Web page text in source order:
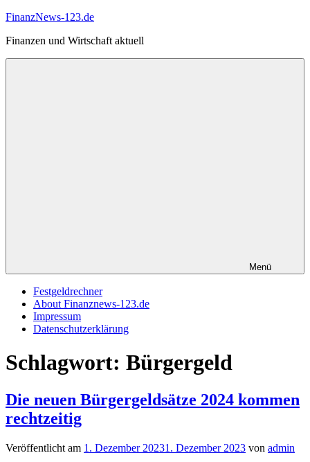
Zum
springen
FinanzNews-123.de
Finanzen und Wirtschaft aktuell
Menü
Festgeldrechner
About Finanznews-123.de
Impressum
Datenschutzerklärung
Schlagwort: Bürgergeld
Die neuen Bürgergeldsätze 2024 kommen
rechtzeitig
Veröffentlicht am 1. Dezember 20231. Dezember 2023 von admin